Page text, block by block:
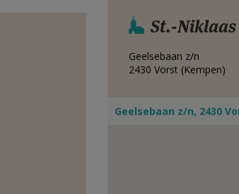
St.-
Geelsebaan z/n
2430 Vorst (Kempen)
Geelsebaan z/n, 2430